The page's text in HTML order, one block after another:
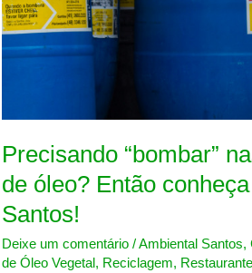
Precisando “bombar”
de óleo? Então
Santos!
Deixe um comentário /Ambiental Santos,
de Óleo Vegetal, Reciclagem,